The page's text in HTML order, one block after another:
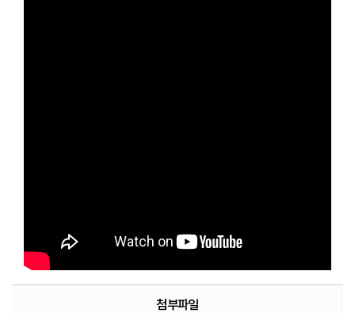
첨부파일